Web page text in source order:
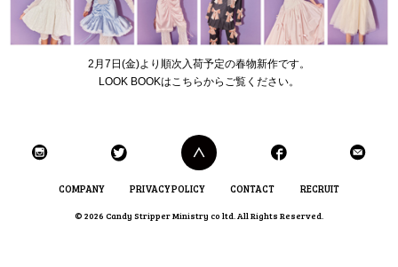
2月7日(金)より順次入荷予定の春物新作です。
LOOK BOOKはこちらから ご覧ください。
COMPANY PRIVACY POLICY CONTACT RECRUIT
© 2026 Candy Stripper Ministry co ltd. All Rights Reserved.